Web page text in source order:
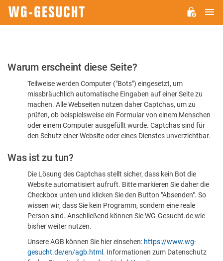
Bitte
dass
sind
Warum erscheint diese Seite?
Teilweise werden Computer ("Bots") eingesetzt, um
missbräuchlich automatische Eingaben auf einer Seite zu
machen. Alle Webseiten nutzen daher Captchas, um zu
prüfen, ob beispielsweise ein Formular von einem Menschen
oder einem Computer ausgefüllt wurde. Captchas sind für
den Schutz einer Website oder eines Dienstes unverzichtbar.
Was ist zu tun?
Die Lösung des Captchas stellt sicher, dass kein Bot die
Website automatisiert aufruft. Bitte markieren Sie daher die
Checkbox unten und klicken Sie den Button "Absenden". So
wissen wir, dass Sie kein Programm, sondern eine reale
Person sind. Anschließend können Sie WG-Gesucht.de wie
bisher weiter nutzen.
Unsere AGB können Sie hier einsehen: https://www.wg-
gesucht.de/en/agb.html . Informationen zum Datenschutz